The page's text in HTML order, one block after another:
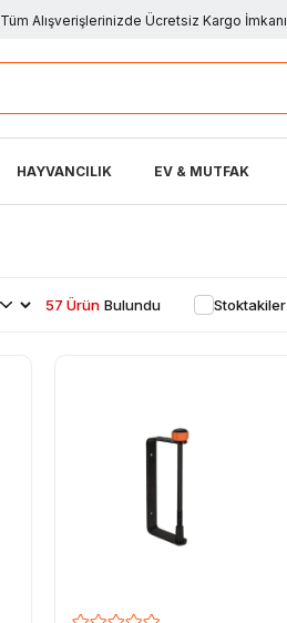
Tüm Alışverişlerinizde Ücretsiz Kargo İmkanı
HAYVANCILIK EV & MUTFAK
Stoktakiler
57 Ürün